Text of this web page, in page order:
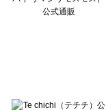
Wpc.（ワールドパーティー